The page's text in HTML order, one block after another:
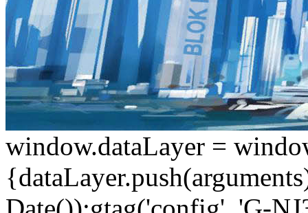
window.dataLayer =